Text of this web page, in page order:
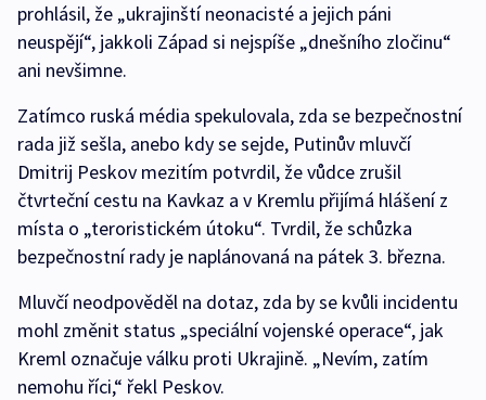
prohlásil, že „ukrajinští neonacisté a jejich páni
neuspějí“, jakkoli Západ si nejspíše „dnešního zločinu“
ani nevšimne.
Zatímco ruská média spekulovala, zda se bezpečnostní
rada již sešla, anebo kdy se sejde, Putinův mluvčí
Dmitrij Peskov mezitím potvrdil, že vůdce zrušil
čtvrteční cestu na Kavkaz a v Kremlu přijímá hlášení z
místa o „teroristickém útoku“. Tvrdil, že schůzka
bezpečnostní rady je naplánovaná na pátek 3. března.
Mluvčí neodpověděl na dotaz, zda by se kvůli incidentu
mohl změnit status „speciální vojenské operace“, jak
Kreml označuje válku proti Ukrajině. „Nevím, zatím
nemohu říci,“ řekl Peskov.